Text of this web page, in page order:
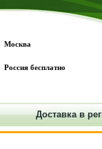
Москва
Россия бесплатно
Доставка в